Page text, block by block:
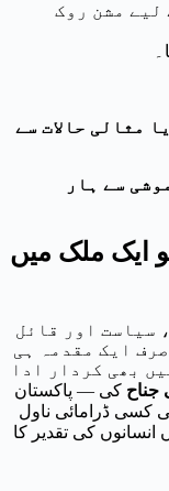
لیے مشن روک
مثالی حالات سے
سے ہار
ایک ملک میں
سیاست اور قائل
ایک مقدمہ ہی
بھی کردار ادا
جناح کی — پاکستان
کسی ڈرامائی ناول
کی تقدیر کا